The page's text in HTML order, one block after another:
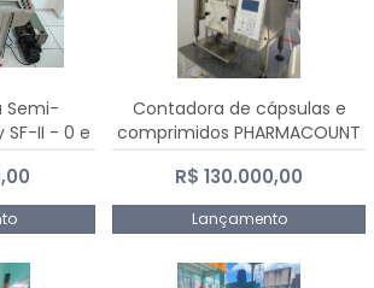
Semi-
II - 0 e
Contadora de cápsulas e
comprimidos PHARMACOUNT
- 2-2R3
R$ 130.000,00
Lançamento